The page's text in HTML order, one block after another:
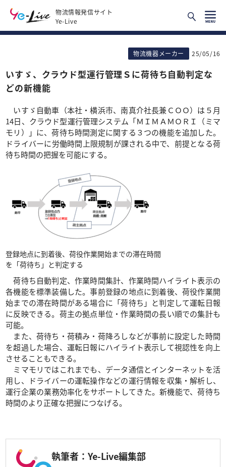
物流情報発信サイト
Ye-Live
物流機器メーカー 25/05/16
いすゞ、クラウド型運行管理Ｓに荷待ち自動判定な
どの新機能
いすゞ自動車（本社・横浜市、南真介社長兼ＣＯＯ）は５月
14日、クラウド型運行管理システム「ＭＩＭＡＭＯＲＩ（ミマ
モリ）」に、荷待ち時間測定に関する３つの機能を追加した。
ドライバーに労働時間上限規制が課される中で、前提となる荷
待ち時間の把握を可能にする。
登録地点に到着後、荷役作業開始までの滞在時間
を「荷待ち」と判定する
荷待ち自動判定、作業時間集計、作業時間ハイライト表示の
各機能を標準装備した。事前登録の地点に到着後、荷役作業開
始までの滞在時間がある場合に「荷待ち」と判定して運転日報
に反映できる。荷主の拠点単位・作業時間の長い順での集計も
可能。
また、荷待ち・荷積み・荷降ろしなどが事前に設定した時間
を超過した場合、運転日報にハイライト表示して視認性を向上
させることもできる。
ミマモリではこれまでも、データ通信とインターネットを活
用し、ドライバーの運転操作などの運行情報を収集・解析し、
運行企業の業務効率化をサポートしてきた。新機能で、荷待ち
時間のより正確な把握につなげる。
執筆者：Ye-Live編集部